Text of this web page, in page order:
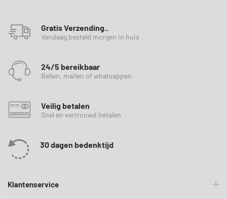
Gratis Verzending..
Vandaag besteld morgen in huis
24/5 bereikbaar
Bellen, mailen of whatsappen
Veilig betalen
Snel en vertrouwd betalen
30 dagen bedenktijd
Klantenservice